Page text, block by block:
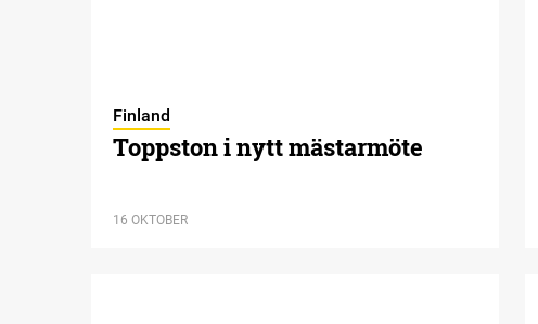
Finland
Toppston i nytt mästarmöte
16 OKTOBER